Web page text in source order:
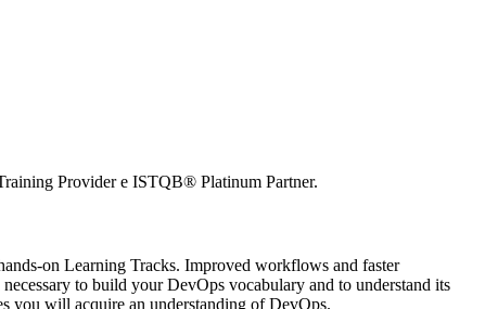
Provider e ISTQB® Platinum Partner.
on Learning Tracks. Improved workflows and faster
to build your DevOps vocabulary and to understand its
you will acquire an understanding of DevOps.